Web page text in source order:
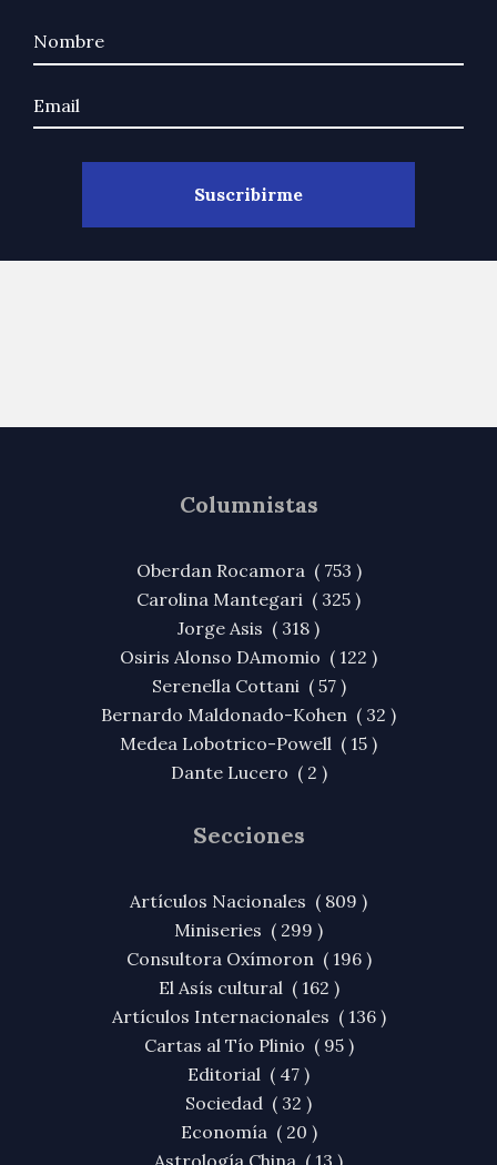
Columnistas
Oberdan Rocamora ( 753 )
Carolina Mantegari ( 325 )
Jorge Asis ( 318 )
Osiris Alonso DAmomio ( 122 )
Serenella Cottani ( 57 )
Bernardo Maldonado-Kohen ( 32 )
Medea Lobotrico-Powell ( 15 )
Dante Lucero ( 2 )
Secciones
Artículos Nacionales ( 809 )
Miniseries ( 299 )
Consultora Oxímoron ( 196 )
El Asís cultural ( 162 )
Artículos Internacionales ( 136 )
Cartas al Tío Plinio ( 95 )
Editorial ( 47 )
Sociedad ( 32 )
Economía ( 20 )
Astrología China ( 13 )